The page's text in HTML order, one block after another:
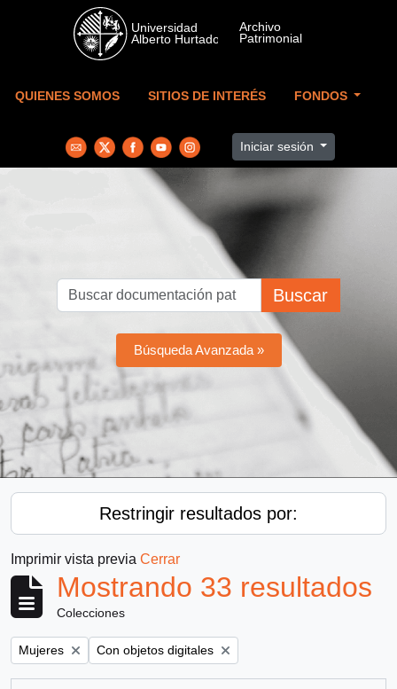
Skip to main content
QUIENES SOMOS SITIOS DE INTERÉS FONDOS
Iniciar sesión
Buscar
Búsqueda Avanzada »
Restringir resultados por:
Imprimir vista previa Cerrar
Mostrando 33 resultados
Colecciones
Remove filter:
Mujeres Remove filter:
Con objetos digitales